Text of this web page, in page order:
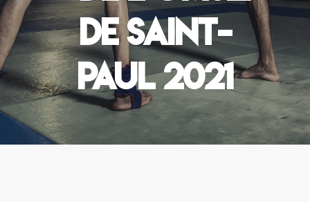
de Saint-
Paul 2021